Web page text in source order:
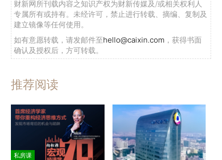
财新网所刊载内容之知识产权为财新传媒及/或相关权利人
专属所有或持有。未经许可，禁止进行转载、摘编、复制及
建立镜像等任何使用。
如有意愿转载，请发邮件至hello@caixin.com ，获得书面
确认及授权后，方可转载。
推荐阅读
私房课